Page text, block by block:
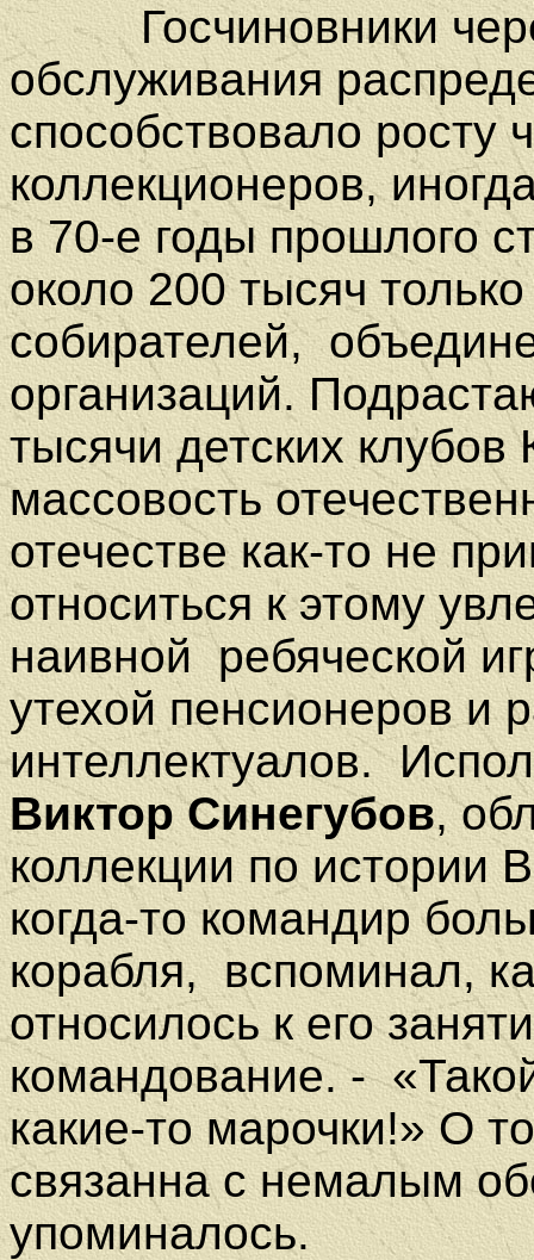
Госчиновники
обслуживания
способствовало росту
коллекционеров,
в 70-е годы прошлого
около 200 тысяч
собирателей,
организаций.
тысячи детских
массовость
отечестве как-то не
относиться к этому
наивной ребяческой
утехой пенсионеров и
интеллектуалов.
Виктор Синегубов,
коллекции по истории
когда-то командир
корабля, вспоминал,
относилось к его
командование. -
какие-то марочки!» О
связанна с немалым
упоминалось.